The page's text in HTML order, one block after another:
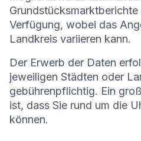
Verfügung, wobei das
Landkreis variieren kann.
Der Erwerb der Daten
jeweiligen Städten oder
gebührenpflichtig. Ein
ist, dass Sie rund um die
können.